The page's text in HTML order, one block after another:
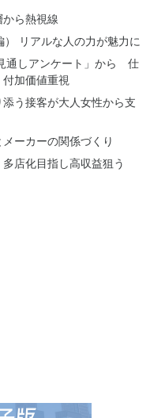
ら熱視線
リアルな人の力が魅力に
通しアンケート」から 仕
加価値重視
う接客が大人女性から支
ーカーの関係づくり
店化目指し高収益狙う